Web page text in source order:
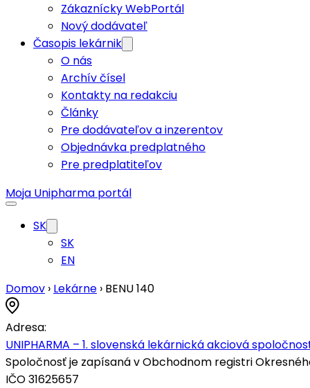
Zákaznícky WebPortál
Nový dodávateľ
Časopis lekárnik
O nás
Archív čísel
Kontakty na redakciu
Články
Pre dodávateľov a inzerentov
Objednávka predplatného
Pre predplatiteľov
Moja Unipharma portál
SK
SK
EN
Domov › Lekárne › BENU 140
Adresa:
UNIPHARMA – 1. slovenská lekárnická akciová
Spoločnosť je zapísaná v Obchodnom registri
IČO 31625657